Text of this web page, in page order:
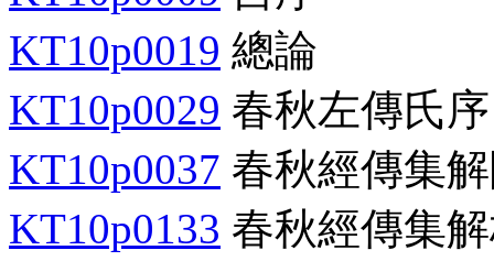
KT10p0019 總論
KT10p0029 春秋左傳氏序
KT10p0037 春秋經傳集
KT10p0133 春秋經傳集